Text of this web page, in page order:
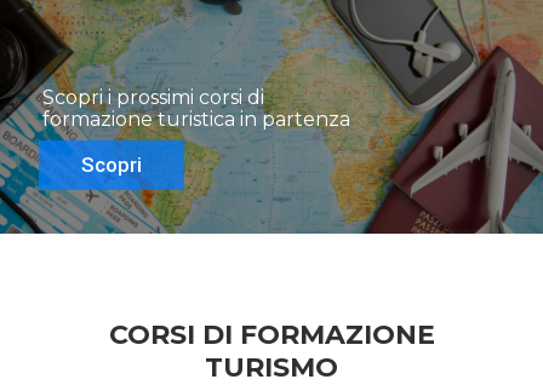
Scopri i prossimi corsi di
formazione turistica in partenza
Scopri
CORSI DI FORMAZIONE
TURISMO